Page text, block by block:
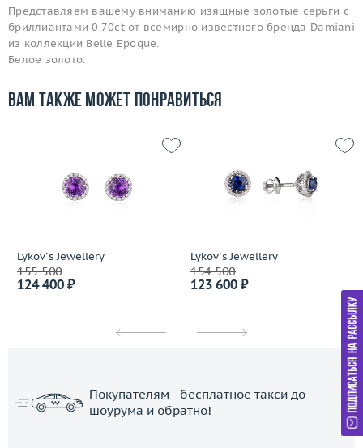
Представляем вашему вниманию изящные золотые серьги с
бриллиантами 0.70ct от всемирно известного бренда Damiani
из коллекции Belle Epoque.
Белое золото.
Вам также может понравиться
Lykov`s Jewellery
155 500
124 400 ₽
Lykov`s Jewellery
154 500
123 600 ₽
Покупателям - бесплатное такси до
шоурума и обратно!